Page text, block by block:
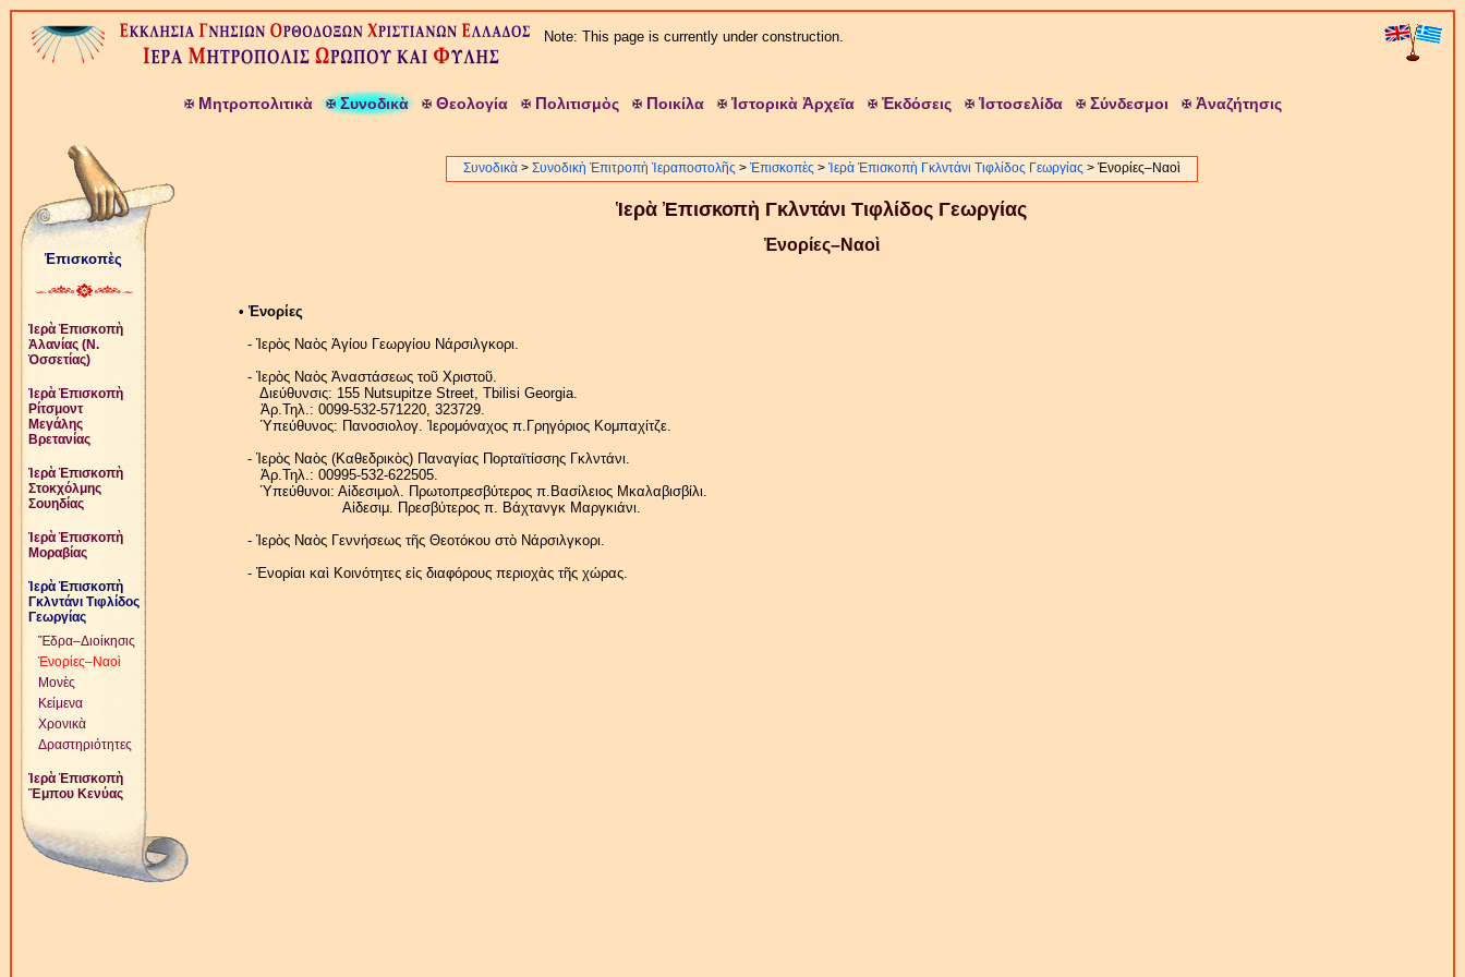
Note: This page is currently under construction.
Μητροπολιτικὰ Συνοδικὰ Θεολογία Πολιτισμὸς Ποικίλα Ἱστορικὰ Ἀρχεῖα Ἐκδόσεις Ἱστοσελίδα Σύνδεσμοι Ἀναζήτησις
Ἐπισκοπὲς
Ἱερὰ Ἐπισκοπὴ
Ἀλανίας (Ν.
Ὀσσετίας)
Ἱερὰ Ἐπισκοπὴ
Ρίτσμοντ
Μεγάλης
Βρετανίας
Ἱερὰ Ἐπισκοπὴ
Στοκχόλμης
Σουηδίας
Ἱερὰ Ἐπισκοπὴ
Μοραβίας
Ἱερὰ Ἐπισκοπὴ
Γκλντάνι Τιφλίδος
Γεωργίας
Ἕδρα–Διοίκησις
Ἐνορίες–Ναοὶ
Μονὲς
Κείμενα
Χρονικὰ
Δραστηριότητες
Ἱερὰ Ἐπισκοπὴ
Ἔμπου Κενύας
Συνοδικὰ> Συνοδικὴ Ἐπιτροπὴ Ἱεραποστολῆς > Ἐπισκοπὲς > Ἱερὰ Ἐπισκοπὴ Γκλντάνι Τιφλίδος Γεωργίας > Ἐνορίες–Ναοὶ
Ἱερὰ Ἐπισκοπὴ Γκλντάνι Τιφλίδος Γεωργίας
Ἐνορίες–Ναοὶ
• Ἐνορίες
- Ἱερὸς Ναὸς Ἁγίου Γεωργίου Νάρσιλγκορι.
- Ἱερὸς Ναὸς Ἀναστάσεως τοῦ Χριστοῦ.
Διεύθυνσις: 155 Nutsupitze Street, Tbilisi Georgia.
Ἀρ.Τηλ.: 0099-532-571220, 323729.
Ὑπεύθυνος: Πανοσιολογ. Ἱερομόναχος π.Γρηγόριος Κομπαχίτζε.
- Ἱερὸς Ναὸς (Καθεδρικὸς) Παναγίας Πορταϊτίσσης Γκλντάνι.
Ἀρ.Τηλ.: 00995-532-622505.
Ὑπεύθυνοι: Αἰδεσιμολ. Πρωτοπρεσβύτερος π.Βασίλειος Μκαλαβισβίλι.
Αἰδεσιμ. Πρεσβύτερος π. Βάχτανγκ Μαργκιάνι.
- Ἱερὸς Ναὸς Γεννήσεως τῆς Θεοτόκου στὸ Νάρσιλγκορι.
- Ἐνορίαι καὶ Κοινότητες εἰς διαφόρους περιοχὰς τῆς χώρας.